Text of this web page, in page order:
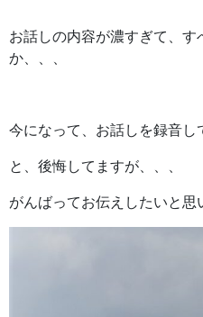
お話しの内容が濃すぎて、す
か、、、
今になって、お話しを録音
と、後悔してますが、、、
がんばってお伝えしたいと思